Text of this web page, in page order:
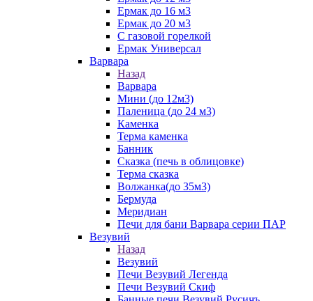
Ермак до 16 м3
Ермак до 20 м3
С газовой горелкой
Ермак Универсал
Варвара
Назад
Варвара
Мини (до 12м3)
Паленица (до 24 м3)
Каменка
Терма каменка
Банник
Сказка (печь в облицовке)
Терма сказка
Волжанка(до 35м3)
Бермуда
Меридиан
Печи для бани Варвара серии ПАР
Везувий
Назад
Везувий
Печи Везувий Легенда
Печи Везувий Скиф